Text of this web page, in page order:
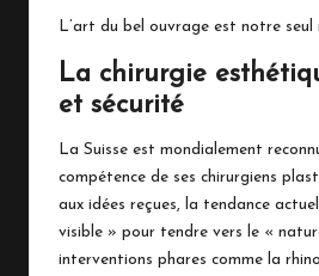
L’art du bel ouvrage est notre seul
La chirurgie
et sécurité
La Suisse est mondialement
compétence de ses chirurgiens
aux idées reçues, la tendance
visible » pour tendre vers le «
interventions phares comme la